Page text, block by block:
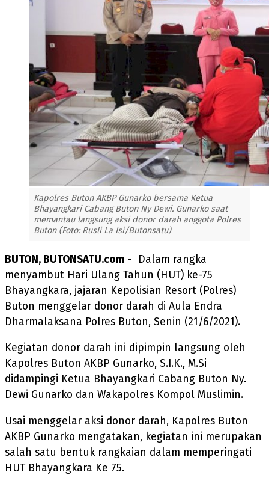
Kapolres Buton AKBP Gunarko bersama Ketua
Bhayangkari Cabang Buton Ny Dewi. Gunarko saat
memantau langsung aksi donor darah anggota Polres
Buton (Foto: Rusli La Isi/Butonsatu)
BUTON, BUTONSATU.com - Dalam rangka
menyambut Hari Ulang Tahun (HUT) ke-75
Bhayangkara, jajaran Kepolisian Resort (Polres)
Buton menggelar donor darah di Aula Endra
Dharmalaksana Polres Buton, Senin (21/6/2021).
Kegiatan donor darah ini dipimpin langsung oleh
Kapolres Buton AKBP Gunarko, S.I.K., M.Si
didampingi Ketua Bhayangkari Cabang Buton Ny.
Dewi Gunarko dan Wakapolres Kompol Muslimin.
Usai menggelar aksi donor darah, Kapolres Buton
AKBP Gunarko mengatakan, kegiatan ini merupakan
salah satu bentuk rangkaian dalam memperingati
HUT Bhayangkara Ke 75.